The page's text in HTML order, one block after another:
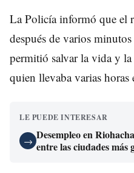
La Policía informó que el
después de varios
permitió salvar la vida y
quien llevaba varias
LE PUEDE INTERESAR
→ Desempleo en
entre las ciudades más